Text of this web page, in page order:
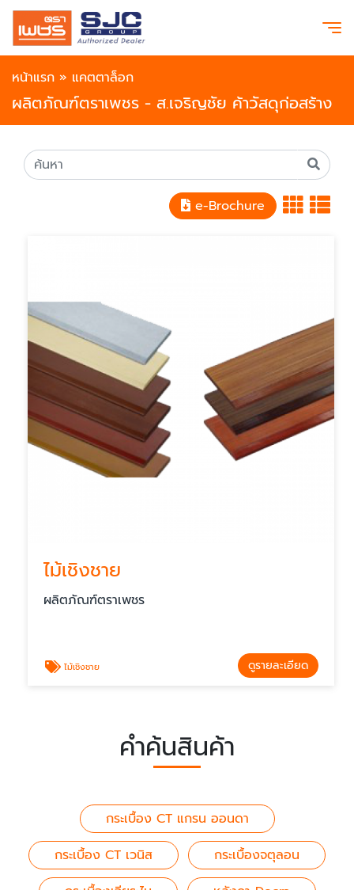
หน้าแรก » แคตตาล็อก
ผลิตภัณฑ์ตราเพชร - ส.เจริญชัย ค้าวัสดุก่อสร้าง
e-Brochure
ไม้เชิงชาย
ผลิตภัณฑ์ตราเพชร
ไม้เชิงชาย ดูรายละเอียด
คำค้นสินค้า
กระเบื้อง CT แกรน ออนดา
กระเบื้อง CT เวนิส
กระเบื้องจตุลอน